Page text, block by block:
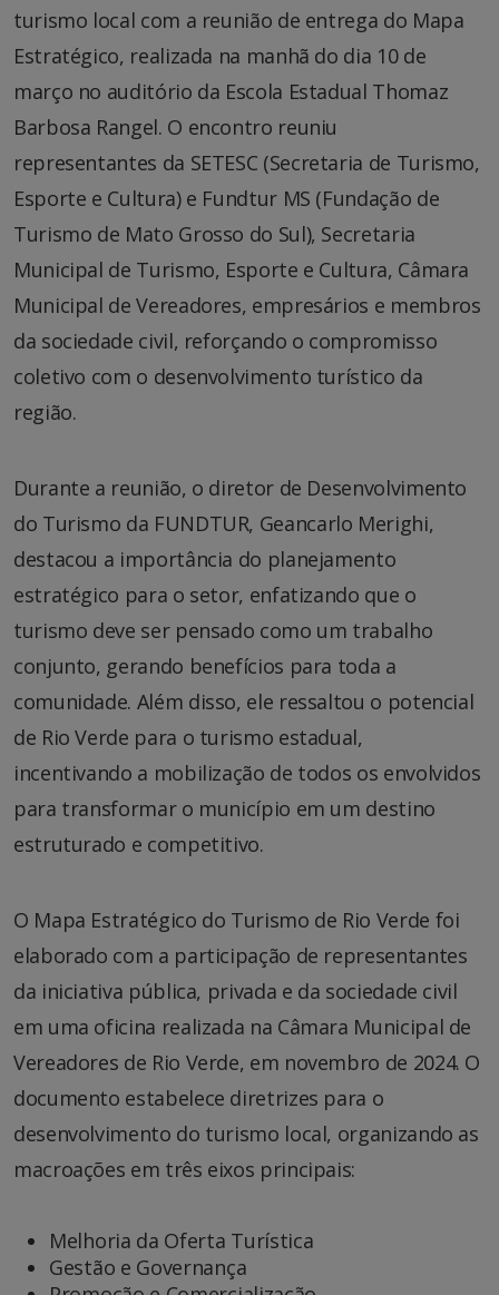
turismo local com a reunião de entrega do Mapa
Estratégico, realizada na manhã do dia 10 de
março no auditório da Escola Estadual Thomaz
Barbosa Rangel. O encontro reuniu
representantes da SETESC (Secretaria de Turismo,
Esporte e Cultura) e Fundtur MS (Fundação de
Turismo de Mato Grosso do Sul), Secretaria
Municipal de Turismo, Esporte e Cultura, Câmara
Municipal de Vereadores, empresários e membros
da sociedade civil, reforçando o compromisso
coletivo com o desenvolvimento turístico da
região.
Durante a reunião, o diretor de Desenvolvimento
do Turismo da FUNDTUR, Geancarlo Merighi,
destacou a importância do planejamento
estratégico para o setor, enfatizando que o
turismo deve ser pensado como um trabalho
conjunto, gerando benefícios para toda a
comunidade. Além disso, ele ressaltou o potencial
de Rio Verde para o turismo estadual,
incentivando a mobilização de todos os envolvidos
para transformar o município em um destino
estruturado e competitivo.
O Mapa Estratégico do Turismo de Rio Verde foi
elaborado com a participação de representantes
da iniciativa pública, privada e da sociedade civil
em uma oficina realizada na Câmara Municipal de
Vereadores de Rio Verde, em novembro de 2024. O
documento estabelece diretrizes para o
desenvolvimento do turismo local, organizando as
macroações em três eixos principais:
Melhoria da Oferta Turística
Gestão e Governança